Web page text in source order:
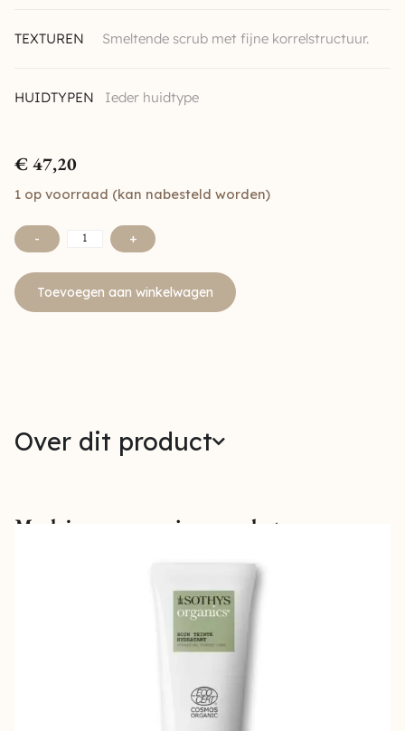
TEXTUREN Smeltende scrub met fijne korrelstructuur.
HUIDTYPEN Ieder huidtype
€47,20
1 op voorraad (kan nabesteld worden)
- +
Toevoegen aan winkelwagen
Over dit product
Maak jouw verzorging compleet